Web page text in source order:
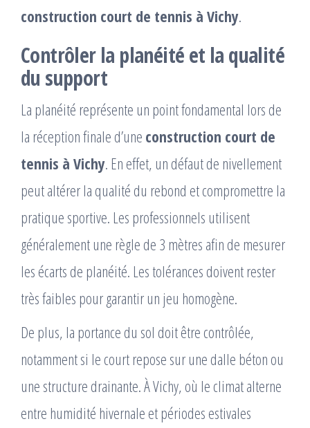
construction court de tennis à Vichy.
Contrôler la planéité et la qualité
du support
La planéité représente un point fondamental lors de
la réception finale d’une construction court de
tennis à Vichy. En effet, un défaut de nivellement
peut altérer la qualité du rebond et compromettre la
pratique sportive. Les professionnels utilisent
généralement une règle de 3 mètres afin de mesurer
les écarts de planéité. Les tolérances doivent rester
très faibles pour garantir un jeu homogène.
De plus, la portance du sol doit être contrôlée,
notamment si le court repose sur une dalle béton ou
une structure drainante. À Vichy, où le climat alterne
entre humidité hivernale et périodes estivales